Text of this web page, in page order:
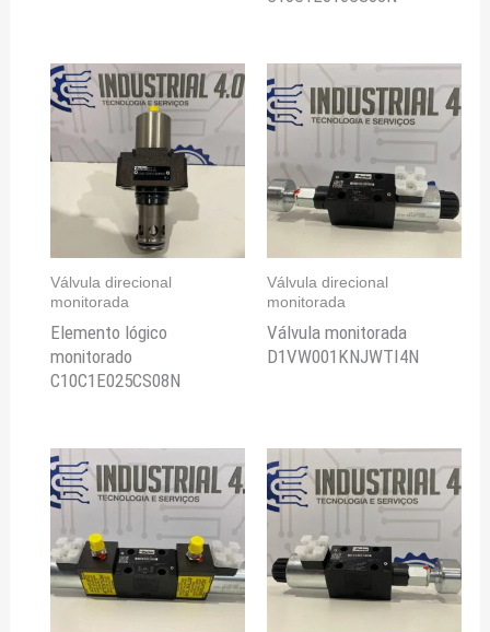
Válvula direcional
monitorada
Elemento lógico
monitorado
C10C1E025CS08N
Válvula direcional
monitorada
Válvula monitorada
D1VW001KNJWTI4N